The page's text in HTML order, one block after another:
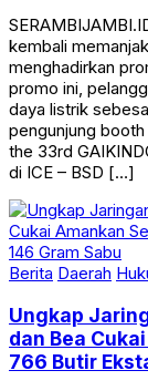
kembali
menghadirkan
promo ini,
daya listrik
pengunjung
the 33rd
di ICE – BSD […]
Berita Daerah
Ungkap
dan Bea
766 Butir